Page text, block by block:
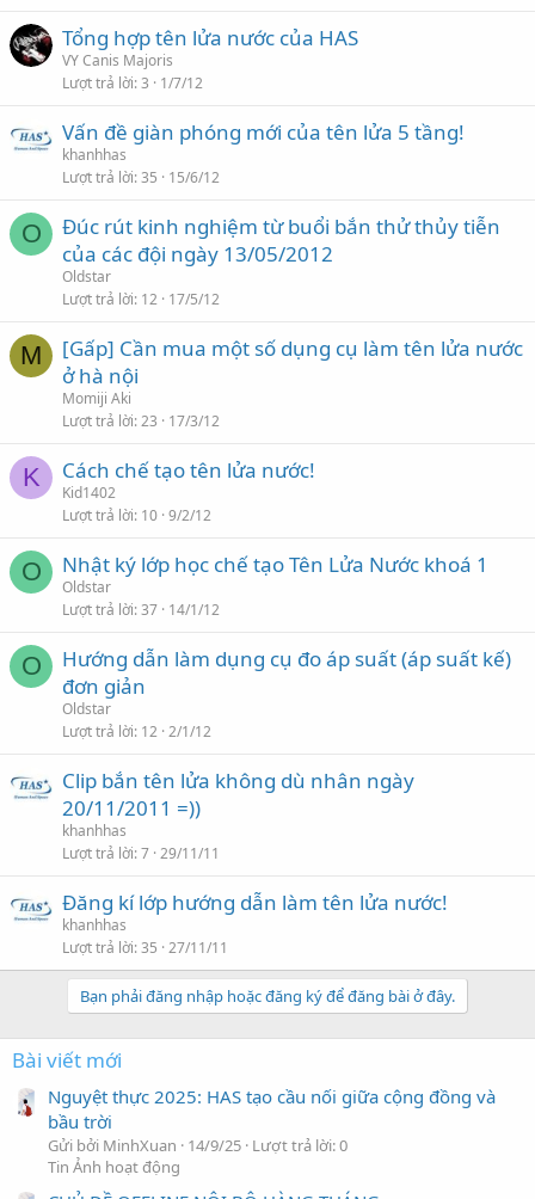
Tổng hợp tên lửa nước của HAS
VY Canis Majoris
Lượt trả lời 3 1/7/12
Vấn đề giàn phóng mới của tên lửa 5 tầng!
khanhhas
Lượt trả lời 35 15/6/12
O
Đúc rút kinh nghiệm từ buổi bắn thử thủy tiễn
của các đội ngày 13/05/2012
Oldstar
Lượt trả lời 12 17/5/12
M
[Gấp] Cần mua một số dụng cụ làm tên lửa nước
ở hà nội
Momiji Aki
Lượt trả lời 23 17/3/12
K Cách chế tạo tên lửa nước!
Kid1402
Lượt trả lời 10 9/2/12
O Nhật ký lớp học chế tạo Tên Lửa Nước khoá 1
Oldstar
Lượt trả lời 37 14/1/12
O
Hướng dẫn làm dụng cụ đo áp suất (áp suất kế)
đơn giản
Oldstar
Lượt trả lời 12 2/1/12
Clip bắn tên lửa không dù nhân ngày
20/11/2011 =))
khanhhas
Lượt trả lời 7 29/11/11
Đăng kí lớp hướng dẫn làm tên lửa nước!
khanhhas
Lượt trả lời 35 27/11/11
Bạn phải đăng nhập hoặc đăng ký để đăng bài ở đây.
Bài viết mới
Nguyệt thực 2025: HAS tạo cầu nối giữa cộng đồng và
bầu trời
Gửi bởi MinhXuan 14/9/25 Lượt trả lời: 0
Tin Ảnh hoạt động